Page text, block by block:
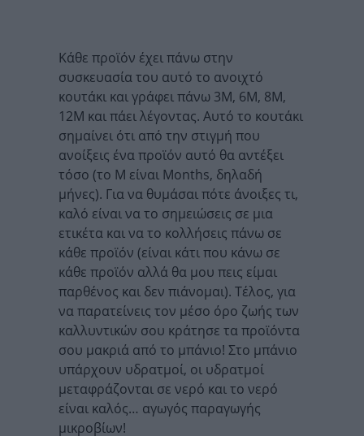
Κάθε προϊόν έχει πάνω στην
συσκευασία του αυτό το ανοιχτό
κουτάκι και γράφει πάνω 3Μ, 6Μ, 8M,
12Μ και πάει λέγοντας. Αυτό το κουτάκι
σημαίνει ότι από την στιγμή που
ανοίξεις ένα προϊόν αυτό θα αντέξει
τόσο (το Μ είναι Months, δηλαδή
μήνες). Για να θυμάσαι πότε άνοιξες τι,
καλό είναι να το σημειώσεις σε μια
ετικέτα και να το κολλήσεις πάνω σε
κάθε προϊόν (είναι κάτι που κάνω σε
κάθε προϊόν αλλά θα μου πεις είμαι
παρθένος και δεν πιάνομαι). Τέλος, για
να παρατείνεις τον μέσο όρο ζωής των
καλλυντικών σου κράτησε τα προϊόντα
σου μακριά από το μπάνιο! Στο μπάνιο
υπάρχουν υδρατμοί, οι υδρατμοί
μεταφράζονται σε νερό και το νερό
είναι καλός… αγωγός παραγωγής
μικροβίων!